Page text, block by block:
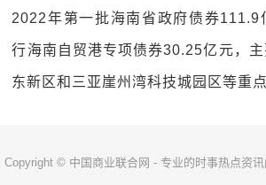
2022年第一批海南省政府债券111.9
行海南自贸港专项债券30.25亿元，
东新区和三亚崖州湾科技城园区等重
Copyright © 中国商业联合网 - 专业的时事热点资